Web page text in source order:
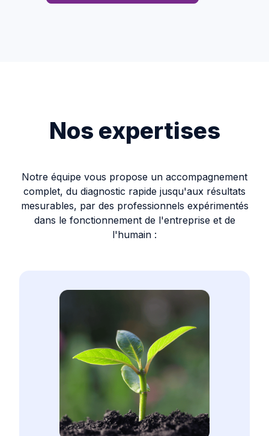
Nos expertises
Notre équipe vous propose un accompagnement
complet, du diagnostic rapide jusqu'aux résultats
mesurables, par des professionnels expérimentés
dans le fonctionnement de l'entreprise et de
l'humain :